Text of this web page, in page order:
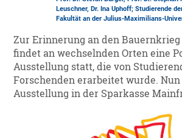
Leuschner, Dr. Ina Uphoff; Studierende
Fakultät an der Julius-Maximilians-
Zur Erinnerung an den
findet an wechselnden Orten eine
Ausstellung statt, die von
Forschenden erarbeitet wurde.
Ausstellung in der Sparkasse